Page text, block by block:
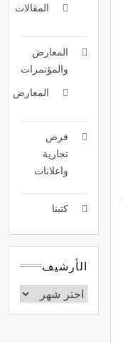
المقالات
المعارض
والمؤتمرات
المعارض
فرص
تجارية
واعلانات
كتبنا
الأرشيف